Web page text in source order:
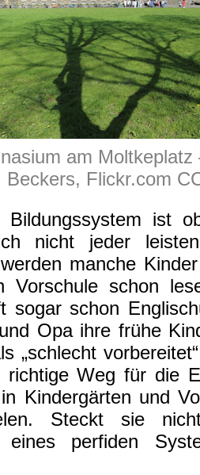
am Moltkeplatz
Beckers, Flickr.com
Bildungssystem ist
nicht jeder
manche
Vorschule schon
sogar schon
Opa ihre frühe
„schlecht
richtige Weg für die
Kindergärten und
Steckt sie
eines perfiden